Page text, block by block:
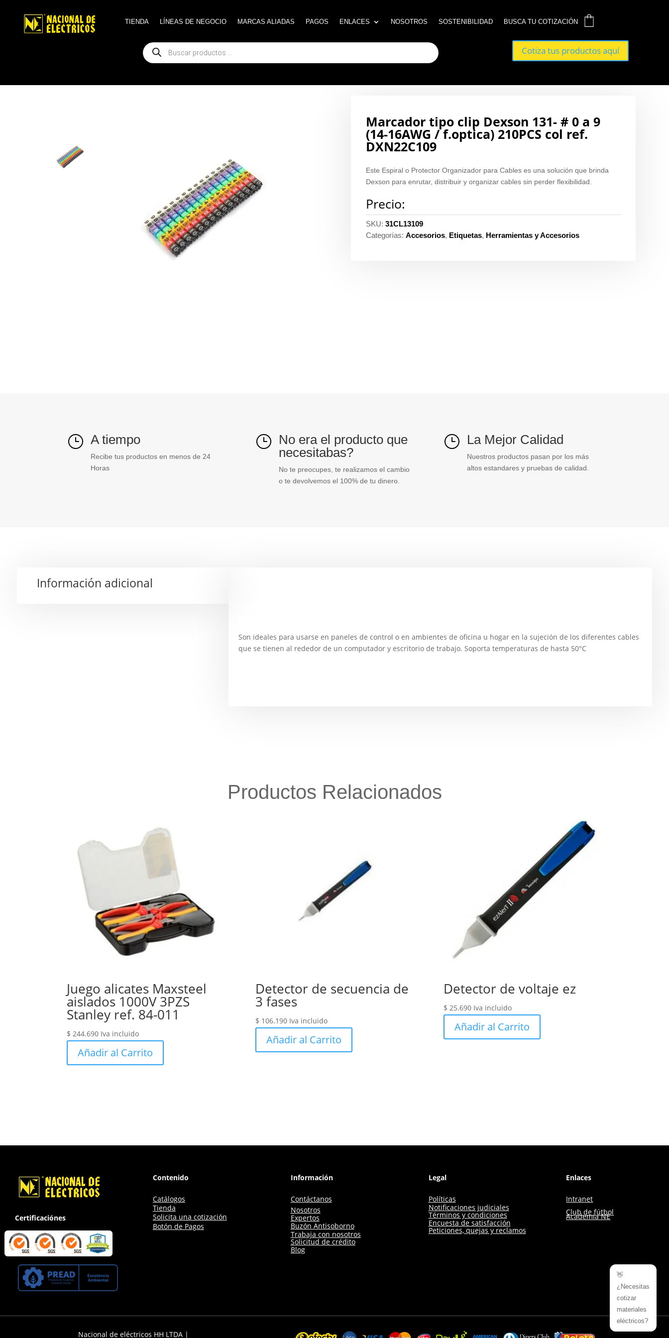
TIENDA LÍNEAS DE NEGOCIO MARCAS ALIADAS PAGOS ENLACES NOSOTROS SOSTENIBILIDAD BUSCA TU COTIZACIÓN
Búsqueda
de
productos
Cotiza tus productos aquí
TIENDA LÍNEAS DE NEGOCIO MARCAS ALIADAS PAGOS ENLACES NOSOTROS SOSTENIBILIDAD BUSCA TU COTIZACIÓN
Búsqueda
de
productos
Cotiza tus productos aquí
Marcador tipo clip Dexson 131- # 0 a 9
(14-16AWG / f.optica) 210PCS col ref.
DXN22C109
Este Espiral o Protector Organizador para Cables es una solución que brinda
Dexson para enrutar, distribuir y organizar cables sin perder flexibilidad.
Precio:
SKU:31CL13109
Categorías:Accesorios, Etiquetas, Herramientas y Accesorios
} A tiempo
Recibe tus productos en menos de 24
Horas
} No era el producto que
necesitabas?
No te preocupes, te realizamos el cambio
o te devolvemos el 100% de tu dinero.
} La Mejor Calidad
Nuestros productos pasan por los más
altos estandares y pruebas de calidad.
Información adicional
Son ideales para usarse en paneles de control o en ambientes de oficina u hogar en la sujeción de los diferentes cables
que se tienen al rededor de un computador y escritorio de trabajo. Soporta temperaturas de hasta 50°C
Productos Relacionados
Juego alicates Maxsteel
aislados 1000V 3PZS
Stanley ref. 84-011
$ 244.690 Iva incluido
Añadir al Carrito
Detector de secuencia de
3 fases
$ 106.190 Iva incluido
Añadir al Carrito
Detector de voltaje ez
$ 25.690 Iva incluido
Añadir al Carrito
Certificaciónes
Contenido
Catálogos
Tienda
Solicita una cotización
Botón de Pagos
Información
Contáctanos
Nosotros
Expertos
Buzón Antisoborno
Trabaja con nosotros
Solicitud de crédito
Blog
Legal
Políticas
Notificaciones judiciales
Términos y condiciones
Encuesta de satisfacción
Peticiones, quejas y reclamos
Enlaces
Intranet
Club de fútbol
Academia NE
👋
¿Necesitas
cotizar
materiales
eléctricos?
Nacional de eléctricos HH LTDA |